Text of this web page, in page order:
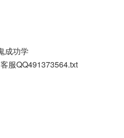
成功学
服QQ491373564.txt